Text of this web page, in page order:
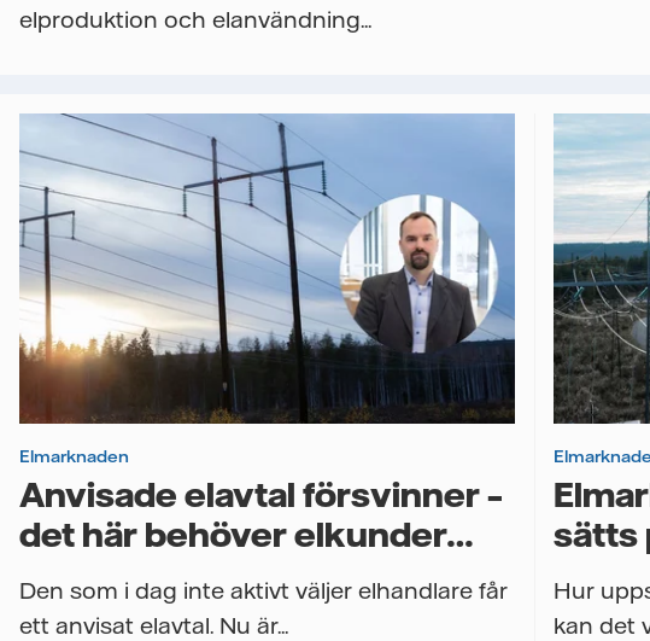
elproduktion och elanvändning...
Elmarknaden
Anvisade elavtal försvinner –
det här behöver elkunder
veta
Den som i dag inte aktivt väljer elhandlare får
ett anvisat elavtal. Nu är...
sätts
Hur
kan det